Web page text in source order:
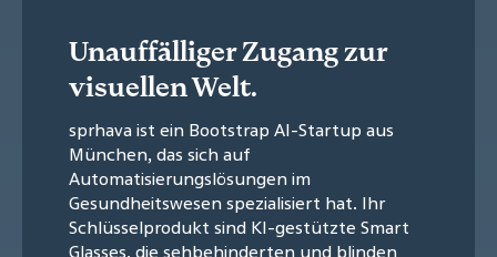
Unauffälliger Zugang zur
visuellen Welt.
sprhava ist ein Bootstrap AI-Startup aus
München, das sich auf
Automatisierungslösungen im
Gesundheitswesen spezialisiert hat. Ihr
Schlüsselprodukt sind KI-gestützte Smart
Glasses, die sehbehinderten und blinden